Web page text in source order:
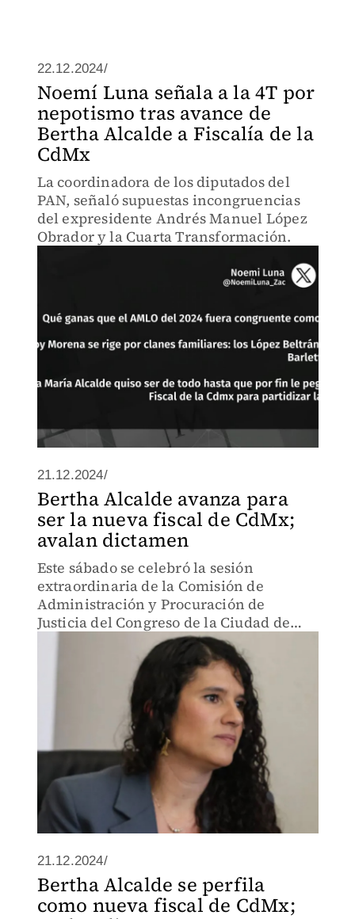
22.12.2024/
Noemí Luna señala a la 4T por
nepotismo tras avance de
Bertha Alcalde a Fiscalía de la
CdMx
La coordinadora de los diputados del
PAN, señaló supuestas incongruencias
del expresidente Andrés Manuel López
Obrador y la Cuarta Transformación.
21.12.2024/
Bertha Alcalde avanza para
ser la nueva fiscal de CdMx;
avalan dictamen
Este sábado se celebró la sesión
extraordinaria de la Comisión de
Administración y Procuración de
Justicia del Congreso de la Ciudad de
México, donde se emitió el dictamen a
favor de Bertha Alcalde.
21.12.2024/
Bertha Alcalde se perfila
como nueva fiscal de CdMx;